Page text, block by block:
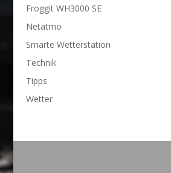
Froggit WH3000 SE
Netatmo
Smarte Wetterstation
Technik
Tipps
Wetter